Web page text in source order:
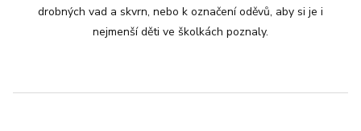
drobných vad a skvrn, nebo k označení oděvů, aby si je i
nejmenší děti ve školkách poznaly.